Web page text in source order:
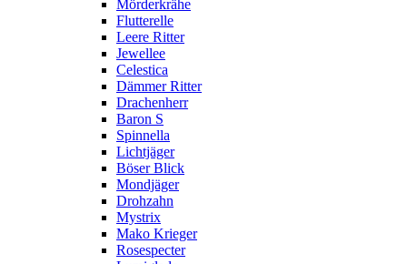
Mörderkrähe
Flutterelle
Leere Ritter
Jewellee
Celestica
Dämmer Ritter
Drachenherr
Baron S
Spinnella
Lichtjäger
Böser Blick
Mondjäger
Drohzahn
Mystrix
Mako Krieger
Rosespecter